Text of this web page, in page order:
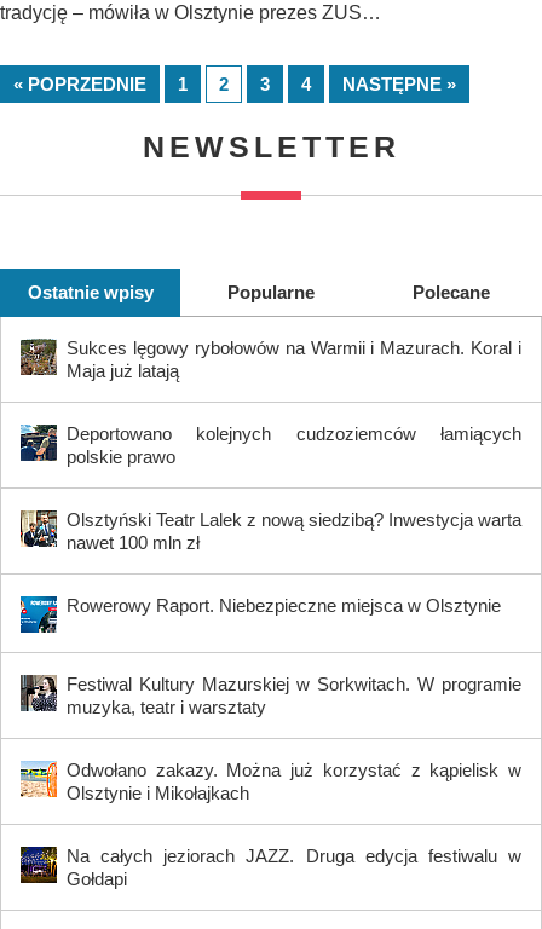
tradycję – mówiła w Olsztynie prezes ZUS…
« POPRZEDNIE 1 2 3 4 NASTĘPNE »
NEWSLETTER
Ostatnie wpisy Popularne Polecane
Sukces lęgowy rybołowów na Warmii i Mazurach. Koral i
Maja już latają
Deportowano kolejnych cudzoziemców łamiących
polskie prawo
Olsztyński Teatr Lalek z nową siedzibą? Inwestycja warta
nawet 100 mln zł
Rowerowy Raport. Niebezpieczne miejsca w Olsztynie
Festiwal Kultury Mazurskiej w Sorkwitach. W programie
muzyka, teatr i warsztaty
Odwołano zakazy. Można już korzystać z kąpielisk w
Olsztynie i Mikołajkach
Na całych jeziorach JAZZ. Druga edycja festiwalu w
Gołdapi